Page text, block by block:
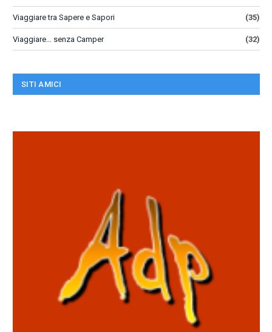
Viaggiare tra Sapere e Sapori (35)
Viaggiare… senza Camper (32)
SITI AMICI